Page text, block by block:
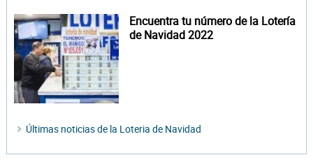
Encuentra tu número de la Lotería
de Navidad 2022
Últimas noticias de la Loteria de Navidad